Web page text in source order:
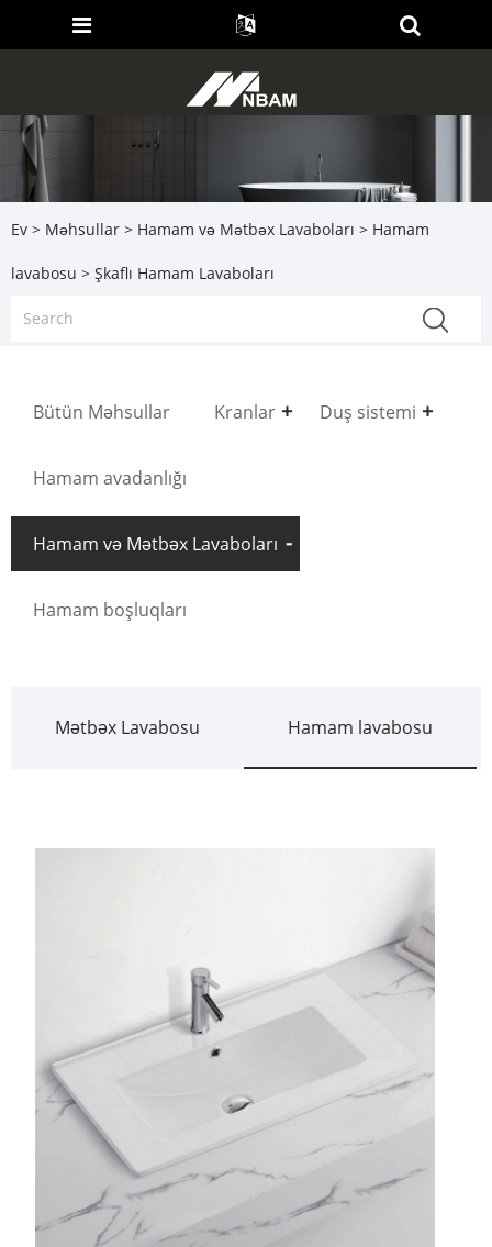
Ev > Məhsullar > Hamam və Mətbəx Lavaboları > Hamam
lavabosu > Şkaflı Hamam Lavaboları
Bütün Məhsullar Kranlar Duş sistemi
Hamam avadanlığı
Hamam və Mətbəx Lavaboları
Hamam boşluqları
Mətbəx Lavabosu Hamam lavabosu